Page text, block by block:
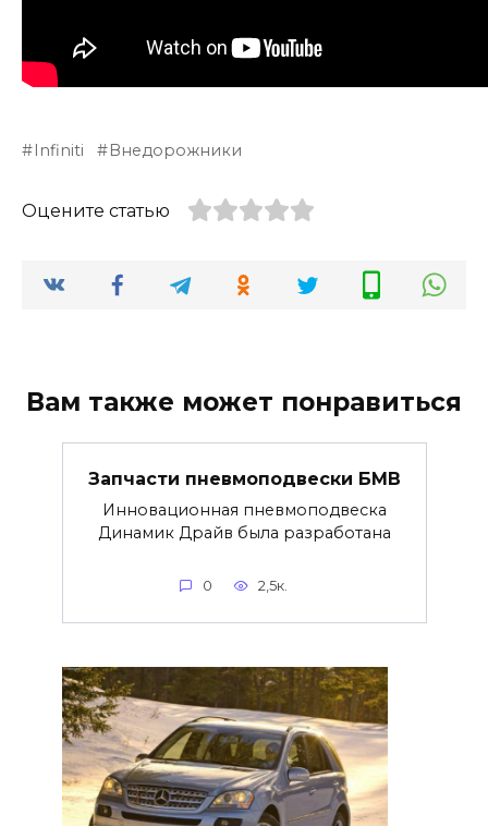
Infiniti Внедорожники
Оцените статью
Вам также может понравиться
Запчасти пневмоподвески БМВ
Инновационная пневмоподвеска
Динамик Драйв была разработана
0 2,5к.